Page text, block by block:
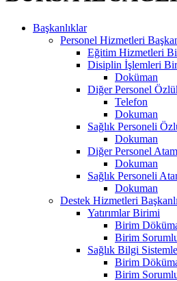
Başkanlıklar
Personel Hizmetleri
Eğitim Hizmetleri
Disiplin İşlemleri
Doküman
Diğer Personel
Telefon
Dokuman
Sağlık Personeli
Dokuman
Diğer Personel
Dokuman
Sağlık Personeli
Dokuman
Destek Hizmetleri
Yatırımlar Birimi
Birim
Birim
Sağlık Bilgi
Birim
Birim